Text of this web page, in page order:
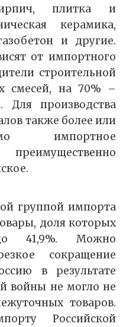
плитка и
керамика,
и другие.
от импортного
строительной
смесей, на 70% –
Для производства
также более или
импортное
группой импорта
доля которых
41,9%. Можно
сокращение
в результате
войны не могло не
товаров.
Российской